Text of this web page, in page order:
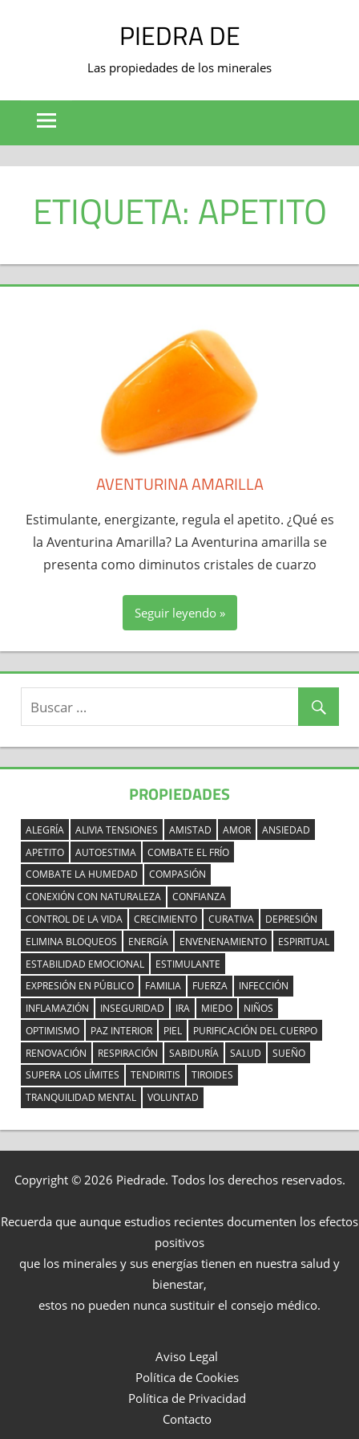
PIEDRA DE
Las propiedades de los minerales
ETIQUETA: APETITO
AVENTURINA AMARILLA
Estimulante, energizante, regula el apetito. ¿Qué es
la Aventurina Amarilla? La Aventurina amarilla se
presenta como diminutos cristales de cuarzo
Seguir leyendo
PROPIEDADES
ALEGRÍA ALIVIA TENSIONES AMISTAD AMOR
ANSIEDAD
APETITO
AUTOESTIMA
COMBATE EL FRÍO
COMBATE LA HUMEDAD
COMPASIÓN
CONEXIÓN CON NATURALEZA
CONFIANZA
CONTROL DE LA VIDA
CRECIMIENTO CURATIVA
DEPRESIÓN
ELIMINA BLOQUEOS
ENERGÍA ENVENENAMIENTO
ESPIRITUAL
ESTABILIDAD EMOCIONAL
ESTIMULANTE
EXPRESIÓN EN PÚBLICO
FAMILIA FUERZA
INFECCIÓN
INFLAMAZIÓN
INSEGURIDAD IRA MIEDO
NIÑOS
OPTIMISMO
PAZ INTERIOR PIEL
PURIFICACIÓN DEL CUERPO
RENOVACIÓN
RESPIRACIÓN SABIDURÍA SALUD
SUEÑO
SUPERA LOS LÍMITES
TENDIRITIS
TIROIDES
TRANQUILIDAD MENTAL
VOLUNTAD
Copyright © 2026 Piedrade. Todos los derechos reservados.
Recuerda que aunque estudios recientes documenten los efectos
positivos
que los minerales y sus energías tienen en nuestra salud y
bienestar,
estos no pueden nunca sustituir el consejo médico.
Aviso Legal
Política de Cookies
Política de Privacidad
Contacto